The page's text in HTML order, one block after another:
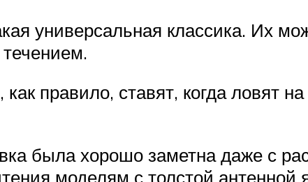
универсальная классика. Их
правило, ставят, когда ловят
была хорошо заметна даже с
моделям с толстой антенной